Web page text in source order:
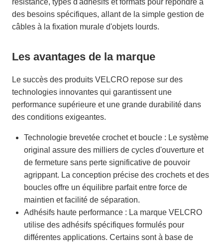
des besoins spécifiques, allant de la simple gestion de
câbles à la fixation murale d'objets lourds.
Les avantages de la marque
Le succès des produits VELCRO repose sur des
technologies innovantes qui garantissent une
performance supérieure et une grande durabilité dans
des conditions exigeantes.
Technologie brevetée crochet et boucle : Le système
original assure des milliers de cycles d'ouverture et
de fermeture sans perte significative de pouvoir
agrippant. La conception précise des crochets et des
boucles offre un équilibre parfait entre force de
maintien et facilité de séparation.
Adhésifs haute performance : La marque VELCRO
utilise des adhésifs spécifiques formulés pour
différentes applications. Certains sont à base de